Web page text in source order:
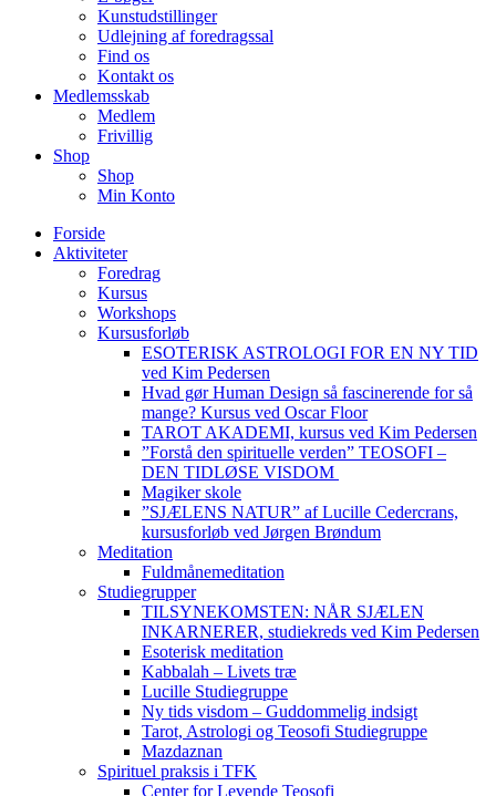
Kunstudstillinger
Udlejning af foredragssal
Find os
Kontakt os
Medlemsskab
Medlem
Frivillig
Shop
Shop
Min Konto
Forside
Aktiviteter
Foredrag
Kursus
Workshops
Kursusforløb
ESOTERISK ASTROLOGI FOR EN NY TID
ved Kim Pedersen
Hvad gør Human Design så fascinerende for så
mange? Kursus ved Oscar Floor
TAROT AKADEMI, kursus ved Kim Pedersen
”Forstå den spirituelle verden” TEOSOFI –
DEN TIDLØSE VISDOM
Magiker skole
”SJÆLENS NATUR” af Lucille Cedercrans,
kursusforløb ved Jørgen Brøndum
Meditation
Fuldmånemeditation
Studiegrupper
TILSYNEKOMSTEN: NÅR SJÆLEN
INKARNERER, studiekreds ved Kim Pedersen
Esoterisk meditation
Kabbalah – Livets træ
Lucille Studiegruppe
Ny tids visdom – Guddommelig indsigt
Tarot, Astrologi og Teosofi Studiegruppe
Mazdaznan
Spirituel praksis i TFK
Center for Levende Teosofi